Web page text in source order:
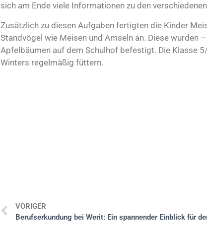
sich am Ende viele Informationen zu den
Zusätzlich zu diesen Aufgaben fertigten die Kinder
Standvögel wie Meisen und Amseln an. Diese wurden
Apfelbäumen auf dem Schulhof befestigt. Die Klasse
Winters regelmäßig füttern.
VORIGER